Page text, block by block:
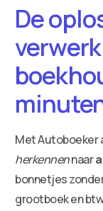
De
Met Autoboeker
herkennennaar
bonnetjes
grootboek en